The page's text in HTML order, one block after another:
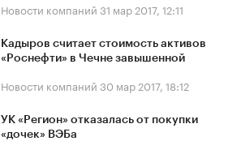
Новости компаний 31 мар 2017, 12:11
Кадыров считает стоимость активов
«Роснефти» в Чечне завышенной
Новости компаний 30 мар 2017, 18:12
УК «Регион» отказалась от покупки
«дочек» ВЭБа